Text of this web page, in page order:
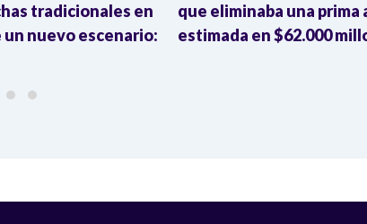
tradicionales en
nuevo escenario:
que eliminaba una prima
estimada en $62.000